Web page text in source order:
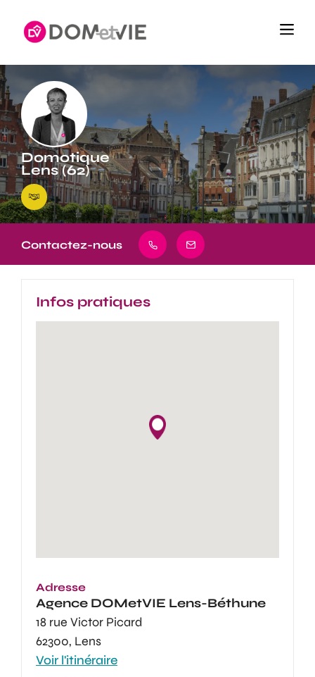
Domotique
Lens (62)
Contactez-nous
Infos pratiques
Adresse
Agence DOMetVIE Lens-Béthune
18 rue Victor Picard
62300, Lens
Voir l'itinéraire